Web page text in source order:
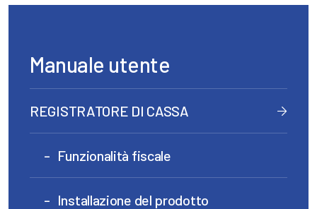
Manuale utente
REGISTRATORE DI CASSA
Funzionalità fiscale
Installazione del prodotto